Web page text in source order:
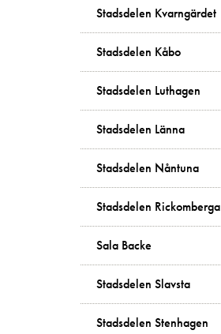
Stadsdelen Kvarngärdet
Stadsdelen Kåbo
Stadsdelen Luthagen
Stadsdelen Länna
Stadsdelen Nåntuna
Stadsdelen Rickomberga
Sala Backe
Stadsdelen Slavsta
Stadsdelen Stenhagen